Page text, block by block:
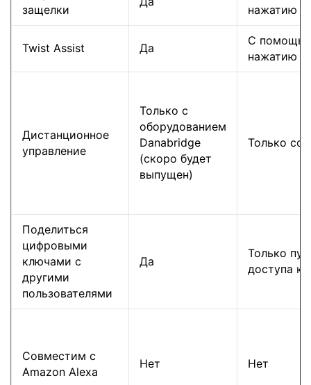
защелки
нажатию
Twist Assist Да
С
нажатию
Дистанционное
управление
Только с
оборудованием
Danabridge
(скоро будет
выпущен)
Только со
Поделиться
цифровыми
ключами с
другими
пользователями
Да
Только
доступа к
Совместим с
Amazon Alexa
Нет Нет